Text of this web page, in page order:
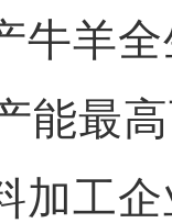
牛羊
能最
工企